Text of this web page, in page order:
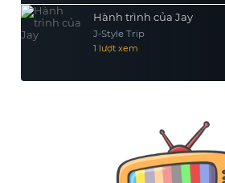
Hành trình của Jay
J-Style Trip
1 lượt xem